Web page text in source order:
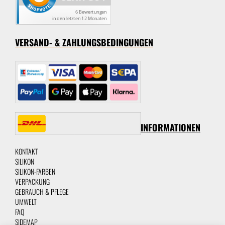
VERSAND- & ZAHLUNGSBEDINGUNGEN
INFORMATIONEN
KONTAKT
SILIKON
SILIKON-FARBEN
VERPACKUNG
GEBRAUCH & PFLEGE
UMWELT
FAQ
SIDEMAP